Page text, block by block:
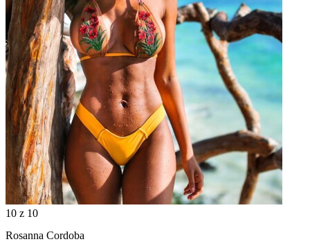
10 z 10
Rosanna Cordoba